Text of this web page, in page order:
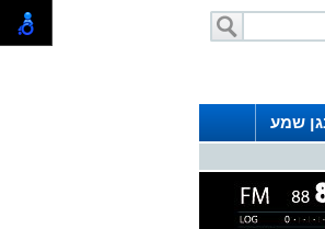
שמע